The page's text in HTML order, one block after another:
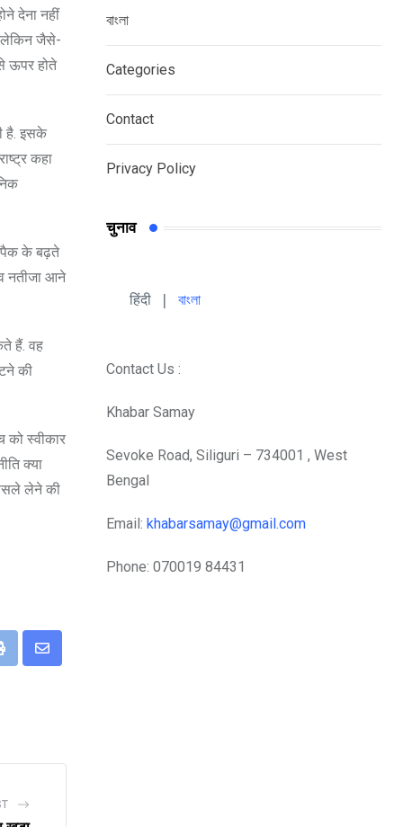
देना नहीं
लेकिन जैसे-
ऊपर होते
है. इसके
कहा
के बढ़ते
नतीजा आने
हैं. वह
की
को स्वीकार
क्या
लेने की
Share
বাংলা
Categories
Contact
Privacy Policy
चुनाव
हिंदी | বাংলা
Contact Us :
Khabar Samay
Sevoke Road, Siliguri – 734001 , West
Bengal
Email: khabarsamay@gmail.com
Phone: 070019 84431